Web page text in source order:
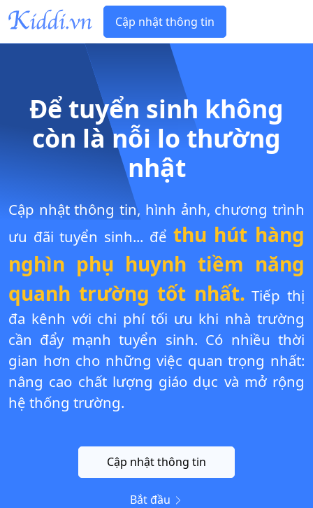
Cập nhật thông tin
Để tuyển sinh không
còn là nỗi lo thường
nhật
Cập nhật thông tin, hình ảnh, chương trình
ưu đãi tuyển sinh... để thu hút hàng
nghìn phụ huynh tiềm năng
quanh trường tốt nhất. Tiếp thị
đa kênh với chi phí tối ưu khi nhà trường
cần đẩy mạnh tuyển sinh. Có nhiều thời
gian hơn cho những việc quan trọng nhất:
nâng cao chất lượng giáo dục và mở rộng
hệ thống trường.
Cập nhật thông tin
Bắt đầu